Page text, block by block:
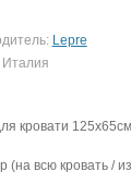
Lepre
кровати
всю кровать /